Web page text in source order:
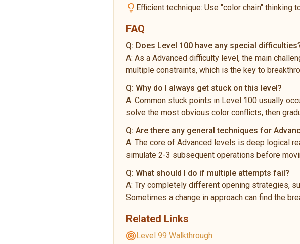
Efficient technique: Use "color chain"
FAQ
Q: Does Level 100 have any special
A: As a Advanced difficulty level, the main
multiple constraints, which is the key to
Q: Why do I always get stuck on this level?
A: Common stuck points in Level 100 usually
solve the most obvious color conflicts, then
Q: Are there any general techniques for
A: The core of Advanced levels is deep logical
simulate 2-3 subsequent operations before
Q: What should I do if multiple attempts fail?
A: Try completely different opening strategies,
Sometimes a change in approach can find the
Related Links
Level 99 Walkthrough